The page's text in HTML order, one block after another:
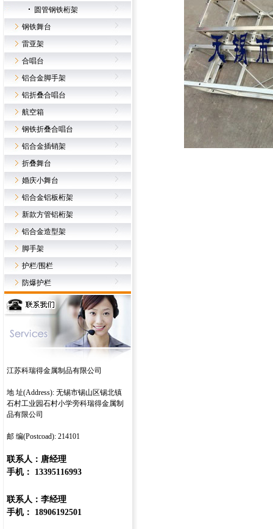
圆管钢铁桁架
钢铁舞台
雷亚架
合唱台
铝合金脚手架
铝折叠合唱台
航空箱
钢铁折叠合唱台
铝合金插销架
折叠舞台
婚庆小舞台
铝合金铝板桁架
新款方管铝桁架
铝合金造型架
脚手架
护栏/围栏
防爆护栏
江苏科瑞得金属制品有限公司
地 址(Address): 无锡市锡山区锡北镇
石村工业园石村小学旁科瑞得金属制
品有限公司
邮 编(Postcoad): 214101
联系人：唐经理
手机： 13395116993
联系人：李经理
手机： 18906192501